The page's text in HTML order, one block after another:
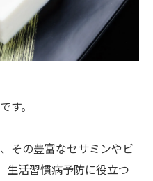
す。
その豊富なセサミンやビ
生活習慣病予防に役立つ